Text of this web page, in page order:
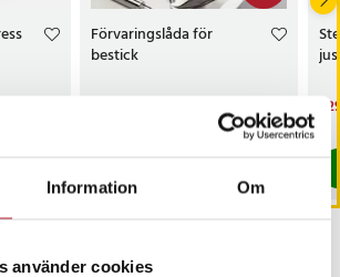
Information Om
använder cookies
1-2 vardagar
Förvaringslåda för
bestick
129 kr
I lager, levereras inom 1-2 vardagar